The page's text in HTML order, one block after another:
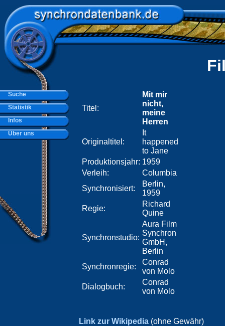
Titel:
Mit mir
nicht,
meine
Herren
Originaltitel:
It
happened
to Jane
Produktionsjahr: 1959
Verleih:
Columbia
Synchronisiert:
Berlin,
1959
Regie:
Richard
Quine
Synchronstudio:
Aura Film
Synchron
GmbH,
Berlin
Synchronregie:
Conrad
von Molo
Dialogbuch:
Conrad
von Molo
Link zur Wikipedia (ohne Gewähr)
Suche
Statistik
Infos
Über uns